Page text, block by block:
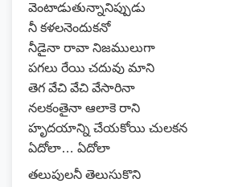
వెంటాడుతున్నానిప్పుడు
నీ కళలనెందుకనో
నీడైనా రావా నిజములుగా
పగలు రేయి చదువు మాని
తెగ వేచి వేచి వేసారినా
నలకంతైనా ఆలాకె రాని
హృదయాన్ని చేయకోయి చులకన
ఏదోలా… ఏదోలా
తలుపులనీ తెలుసుకొని